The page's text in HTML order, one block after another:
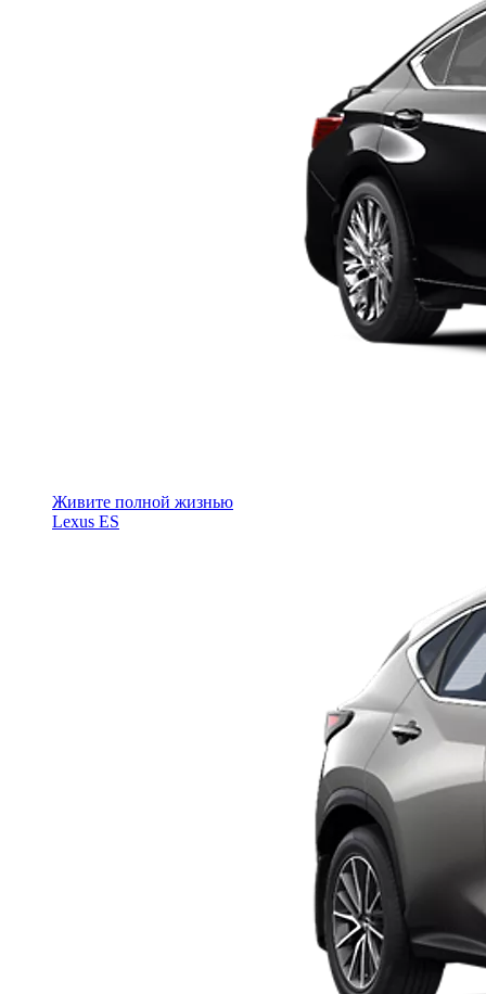
Живите полной жизнью
Lexus ES